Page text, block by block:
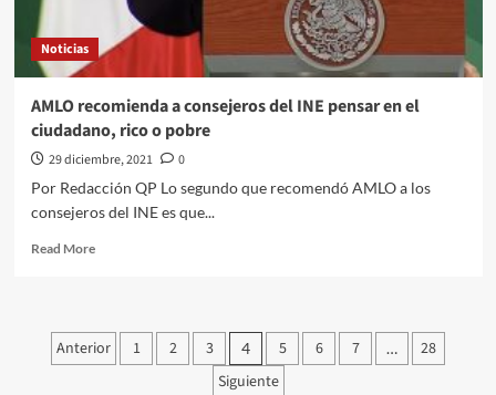
gobernador
Jalisco
Noticias
AMLO recomienda a consejeros del INE pensar en el
ciudadano, rico o pobre
29 diciembre, 2021
0
Por Redacción QP Lo segundo que recomendó AMLO a los
consejeros del INE es que...
Read MoreRead
recomienda
a
Paginación
Anterior 1 2 3 4 5 6 7 …
28
Siguiente